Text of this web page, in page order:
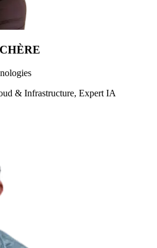
& Infrastructure, Expert IA